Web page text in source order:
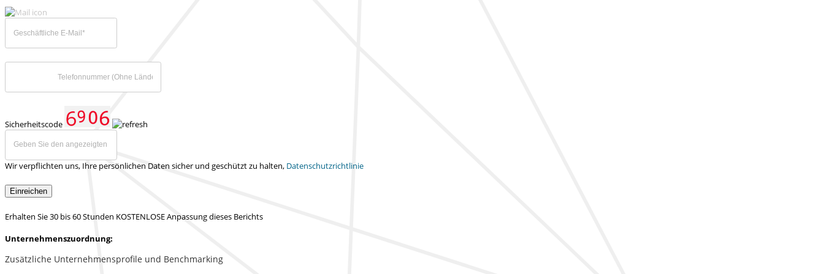
Sicherheitscode
Wir verpflichten uns, Ihre persönlichen Daten sicher und geschützt zu halten, Datenschutzrichtlinie
Einreichen
Erhalten Sie 30 bis 60 Stunden KOSTENLOSE Anpassung dieses Berichts
Unternehmenszuordnung:
Zusätzliche Unternehmensprofile und Benchmarking